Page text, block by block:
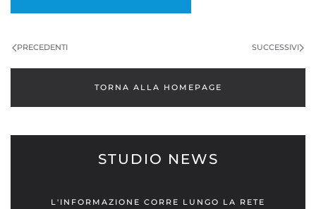
PRECEDENTI SUCCESSIVI
TORNA ALLA HOMEPAGE
STUDIO NEWS
L'INFORMAZIONE CORRE LUNGO LA RETE